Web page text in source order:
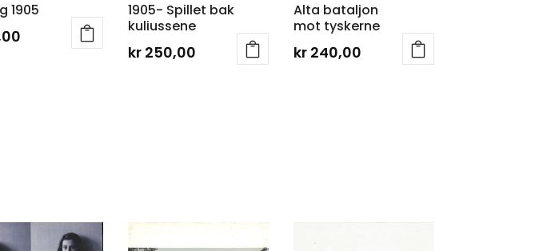
1905
1905- Spillet bak
kuliussene
kr250,00
Alta bataljon
mot tyskerne
kr240,00